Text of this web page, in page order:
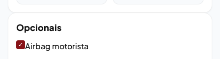
Opcionais
✓ Airbag motorista